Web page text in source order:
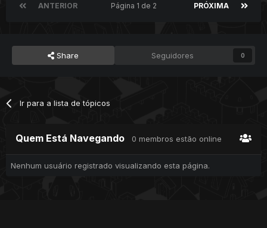
ANTERIOR PRÓXIMA
Página 1 de 2
Share Seguidores 0
Ir para a lista de tópicos
Quem Está Navegando 0 membros estão online
Nenhum usuário registrado visualizando esta página.